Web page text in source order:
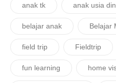
anak tk anak usia
belajar anak Belajar
field trip Fieldtrip
fun learning home